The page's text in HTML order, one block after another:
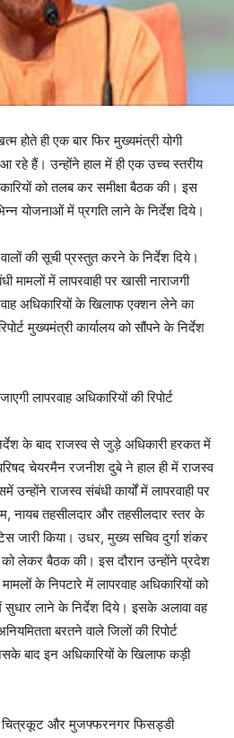
ही एक बार फिर मुख्यमंत्री योगी
हैं। उन्होंने हाल में ही एक उच्च स्तरीय
को तलब कर समीक्षा बैठक की। इस
योजनाओं में प्रगति लाने के निर्देश दिये।
वालों की सूची प्रस्तुत करने के निर्देश दिये।
मामलों में लापरवाही पर खासी नाराजगी
अधिकारियों के खिलाफ एक्शन लेने का
मुख्यमंत्री कार्यालय को सौंपने के निर्देश
लापरवाह अधिकारियों की रिपोर्ट
के बाद राजस्व से जुड़े अधिकारी हरकत में
चेयरमैन रजनीश दुबे ने हाल ही में राजस्व
उन्होंने राजस्व संबंधी कार्यों में लापरवाही पर
नायब तहसीलदार और तहसीलदार स्तर के
जारी किया। उधर, मुख्य सचिव दुर्गा शंकर
को लेकर बैठक की। इस दौरान उन्होंने प्रदेश
के निपटारे में लापरवाह अधिकारियों को
सुधार लाने के निर्देश दिये। इसके अलावा वह
बरतने वाले जिलों की रिपोर्ट
बाद इन अधिकारियों के खिलाफ कड़ी
चित्रकूट और मुजफ्फरनगर फिसड्डी